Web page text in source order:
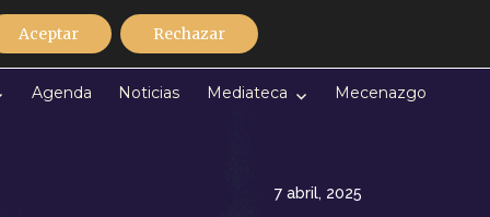
Agenda Noticias Mediateca Mecenazgo
7 abril, 2025
Contacto
Aceptar Rechazar